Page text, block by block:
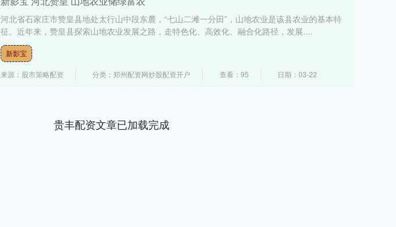
河北省石家庄市赞皇县地处太行山中段东麓，“七山二滩一分田”，山地农业是该县农业的基本特
征。近年来，赞皇县探索山地农业发展之路，走特色化、高效化、融合化路径，发展....
新影宝
来源：股市策略配资 分类：郑州配资网炒股配资开户 查看：95 日期：03-22
贵丰配资文章已加载完成